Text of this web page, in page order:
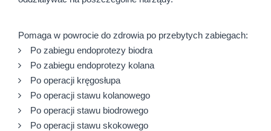
Pomaga w powrocie do zdrowia po przebytych zabiegach:
Po zabiegu endoprotezy biodra
Po zabiegu endoprotezy kolana
Po operacji kręgosłupa
Po operacji stawu kolanowego
Po operacji stawu biodrowego
Po operacji stawu skokowego